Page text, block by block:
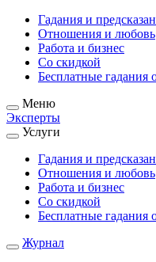
Гадания и
Отношения и любовь
Работа и бизнес
Со скидкой
Бесплатные гадания
Меню
Эксперты
Услуги
Гадания и
Отношения и любовь
Работа и бизнес
Со скидкой
Бесплатные гадания
Журнал